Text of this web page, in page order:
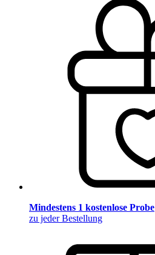
Mindestens 1 kostenlose Probe
zu jeder Bestellung